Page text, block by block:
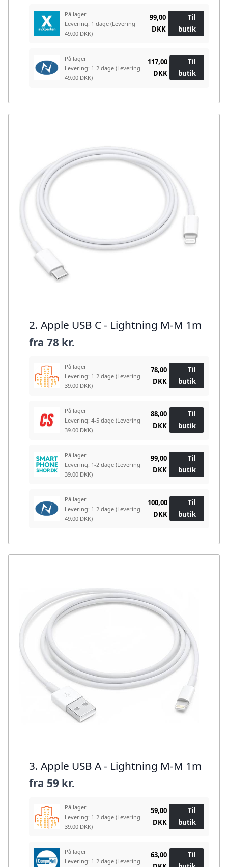
På lager
Levering: 1 dage (Levering
49.00 DKK)
99,00
DKK
Til
butik
På lager
Levering: 1-2 dage (Levering
49.00 DKK)
117,00
DKK
Til
butik
2. Apple USB C - Lightning M-M 1m
fra 78 kr.
På lager
Levering: 1-2 dage (Levering
39.00 DKK)
78,00
DKK
Til
butik
På lager
Levering: 4-5 dage (Levering
39.00 DKK)
88,00
DKK
Til
butik
På lager
Levering: 1-2 dage (Levering
39.00 DKK)
99,00
DKK
Til
butik
På lager
Levering: 1-2 dage (Levering
49.00 DKK)
100,00
DKK
Til
butik
3. Apple USB A - Lightning M-M 1m
fra 59 kr.
På lager
Levering: 1-2 dage (Levering
39.00 DKK)
59,00
DKK
Til
butik
På lager
Levering: 1-2 dage (Levering
63,00
Til